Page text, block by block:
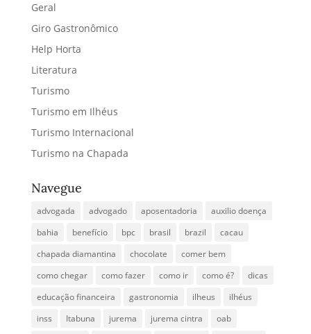
Geral
Giro Gastronômico
Help Horta
Literatura
Turismo
Turismo em Ilhéus
Turismo Internacional
Turismo na Chapada
Navegue
advogada advogado aposentadoria
auxilio doença
bahia
benefício bpc brasil brazil
cacau
chapada diamantina
chocolate
comer bem
como chegar
como fazer como ir como é?
dicas
educação financeira
gastronomia ilheus
ilhéus
inss
Itabuna jurema jurema cintra oab